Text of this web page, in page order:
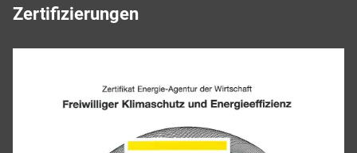
Zertifizierungen